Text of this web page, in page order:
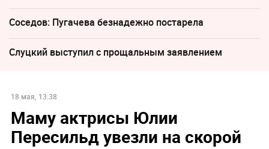
Соседов: Пугачева безнадежно постарела
Слуцкий выступил с прощальным заявлением
18 мая, 13:38
Маму актрисы Юлии
Пересильд увезли на скорой